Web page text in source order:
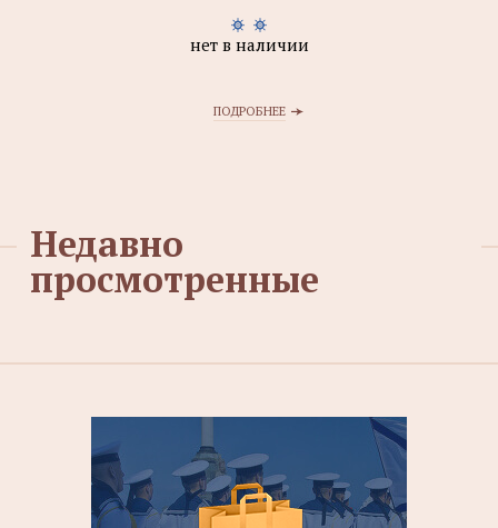
нет в наличии
ПОДРОБНЕЕ
Недавно
просмотренные